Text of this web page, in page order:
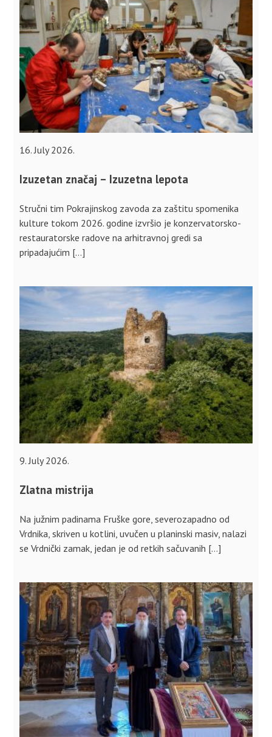
16. July 2026.
Izuzetan značaj – Izuzetna lepota
Stručni tim Pokrajinskog zavoda za zaštitu spomenika
kulture tokom 2026. godine izvršio je konzervatorsko-
restauratorske radove na arhitravnoj gredi sa
pripadajućim […]
9. July 2026.
Zlatna mistrija
Na južnim padinama Fruške gore, severozapadno od
Vrdnika, skriven u kotlini, uvučen u planinski masiv, nalazi
se Vrdnički zamak, jedan je od retkih sačuvanih […]